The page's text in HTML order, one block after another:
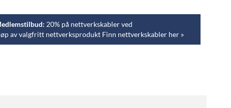
20% på nettverkskabler ved
av valgfritt nettverksprodukt Finn nettverkskabler her »